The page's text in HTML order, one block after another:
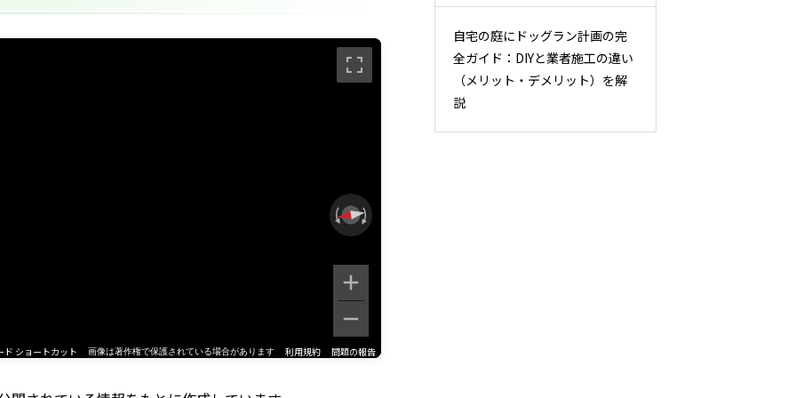
ド ショートカット 画像は著作権で保護されている場合があります 利用規約 問題の報告
自宅の庭にドッグラン計画の完
全ガイド：DIYと業者施工の違い
（メリット・デメリット）を解
説